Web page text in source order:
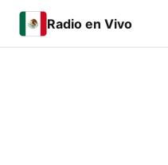
Radio en Vivo